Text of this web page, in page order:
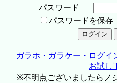
パスワード
パスワードを保存
ガラホ・ガラケー・ログイ
お試し
※不明点ございましたらノ